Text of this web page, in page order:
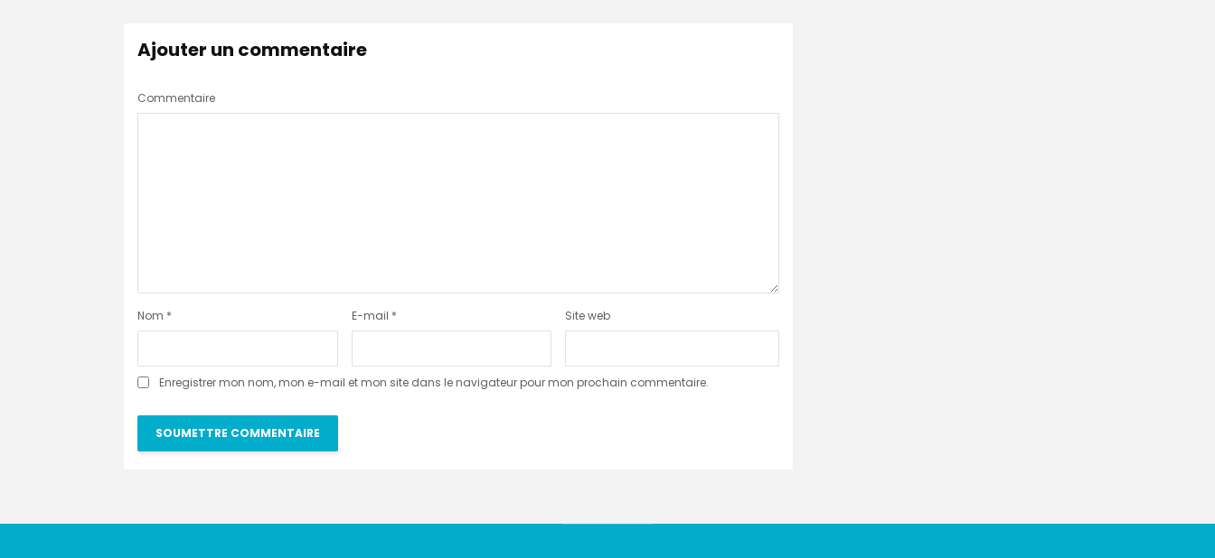
Ajouter un commentaire
Commentaire
Nom * E-mail * Site web
Enregistrer mon nom, mon e-mail et mon site dans le navigateur pour mon prochain commentaire.